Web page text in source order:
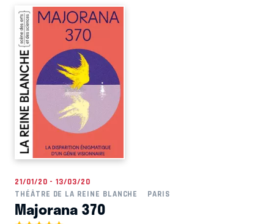
21/01/20 - 13/03/20
THÉÂTRE DE LA REINE BLANCHE
PARIS
Majorana 370